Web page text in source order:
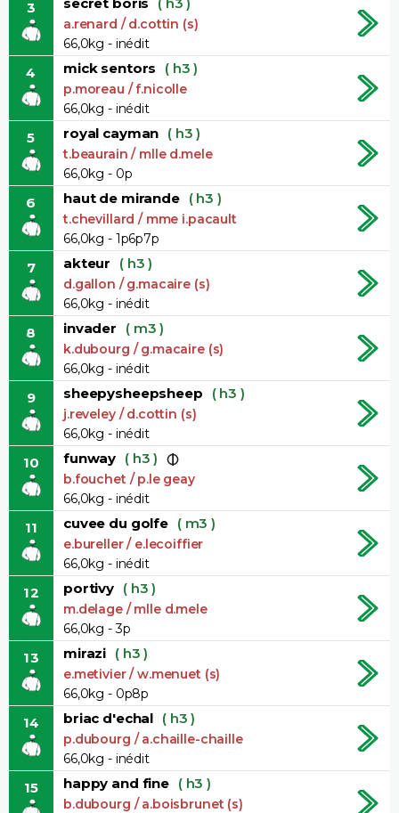
3
a.renard / d.cottin (s)
66,0kg - inédit
4 mick sentors ( h3 )
p.moreau / f.nicolle
66,0kg - inédit
5 royal cayman ( h3 )
t.beaurain / mlle d.mele
66,0kg - 0p
6 haut de mirande ( h3 )
t.chevillard / mme i.pacault
66,0kg - 1p6p7p
7 akteur ( h3 )
d.gallon / g.macaire (s)
66,0kg - inédit
8 invader ( m3 )
k.dubourg / g.macaire (s)
66,0kg - inédit
9 sheepysheepsheep ( h3 )
j.reveley / d.cottin (s)
66,0kg - inédit
10 funway ( h3 )
b.fouchet / p.le geay
66,0kg - inédit
11 cuvee du golfe ( m3 )
e.bureller / e.lecoiffier
66,0kg - inédit
12 portivy ( h3 )
m.delage / mlle d.mele
66,0kg - 3p
13 mirazi ( h3 )
e.metivier / w.menuet (s)
66,0kg - 0p8p
14 briac d'echal ( h3 )
p.dubourg / a.chaille-chaille
66,0kg - inédit
15 happy and fine ( h3 )
b.dubourg / a.boisbrunet (s)